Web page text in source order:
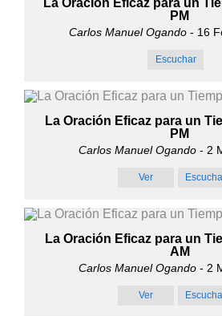
PM
Carlos Manuel Ogando- 16
Escuchar
La Oración Eficaz para un
PM
Carlos Manuel Ogando - 2
Ver
La Oración Eficaz para un
AM
Carlos Manuel Ogando - 2
Ver